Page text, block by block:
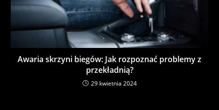
Awaria skrzyni biegów: Jak rozpoznać problemy z
przekładnią?
29 kwietnia 2024